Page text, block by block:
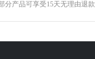
分产品可享受15天无理由退款